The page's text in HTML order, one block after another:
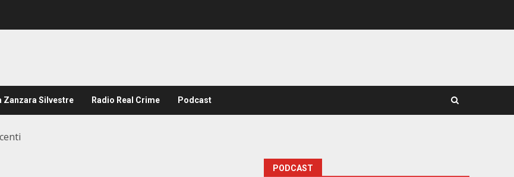
Zanzara Silvestre Radio Real Crime Podcast
PODCAST